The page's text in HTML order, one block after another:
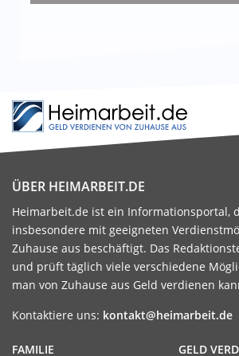
ÜBER HEIMARBEIT.DE
Heimarbeit.de ist ein Informationsportal,
insbesondere mit geeigneten
Zuhause aus beschäftigt. Das
und prüft täglich viele verschiedene
man von Zuhause aus Geld verdienen
Kontaktiere uns: kontakt@heimarbeit.de
GELD
FAMILIE